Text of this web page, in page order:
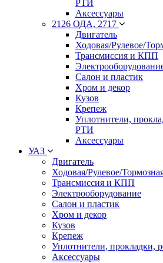
РТИ
Аксессуары
2126 ОДА, 2717
Двигатель
Ходовая/Рулевое/
Трансмиссия и КПП
Салон и пластик
Хром и декор
Кузов
Крепеж
Уплотнители,
РТИ
Аксессуары
УАЗ
Двигатель
Ходовая/Рулевое/
Трансмиссия и КПП
Электрооборудование
Салон и пластик
Хром и декор
Кузов
Крепеж
Уплотнители, прокладки,
Аксессуары